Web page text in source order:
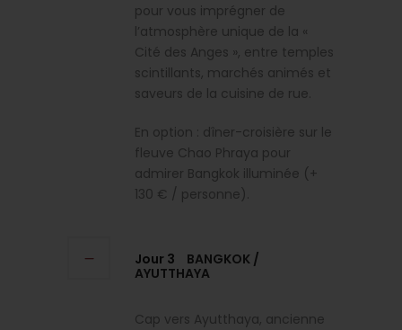
pour vous imprégner de
l’atmosphère unique de la «
Cité des Anges », entre temples
scintillants, marchés animés et
saveurs de la cuisine de rue.
En option : dîner-croisière sur le
fleuve Chao Phraya pour
admirer Bangkok illuminée (+
130 € / personne).
Jour 3
BANGKOK /
AYUTTHAYA
Cap vers Ayutthaya, ancienne